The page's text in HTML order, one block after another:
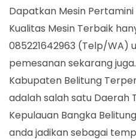
Belitung
Dapatkan Mesin
Kualitas Mesin Terbaik
085221642963 (Telp/WA)
pemesanan sekarang
Kabupaten Belitung
adalah salah satu Daerah
Kepulauan Bangka
anda jadikan sebagai